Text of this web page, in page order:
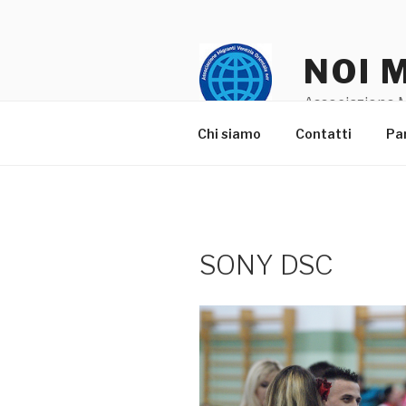
NOI
Associazione
Chi siamo Contatti
SONY DSC